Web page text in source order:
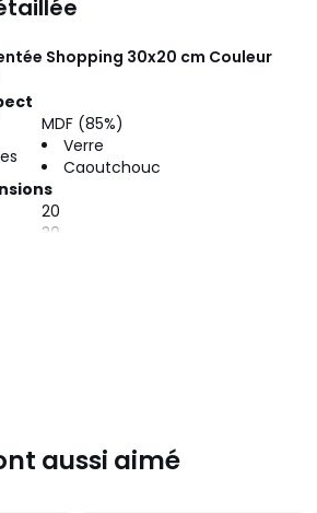
Shopping 30x20 cm Couleur
MDF (85%)
Verre
Caoutchouc
20
30
centimes et euros
aussi aimé